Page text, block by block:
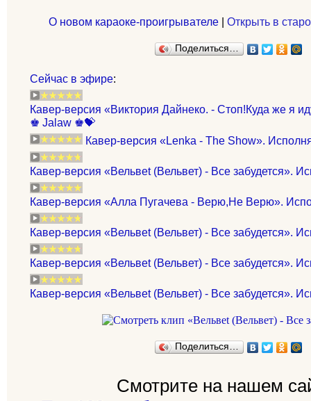
О новом караоке-проигрывателе| Открыть в
Поделиться…
Сейчас в эфире:
Кавер-версия «Виктория Дайнеко. - Стоп!Куда же я
♚ Jalaw ♚💝
Кавер-версия «Lenka - The Show».
Кавер-версия «Вельвеt (Вельвет) - Все забудется».
Кавер-версия «Алла Пугачева - Верю,Не Верю».
Кавер-версия «Вельвеt (Вельвет) - Все забудется».
Кавер-версия «Вельвеt (Вельвет) - Все забудется».
Кавер-версия «Вельвеt (Вельвет) - Все забудется».
Поделиться…
Смотрите на нашем